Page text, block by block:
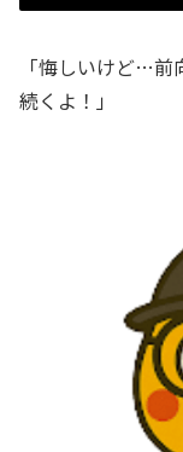
「悔しいけど…
続くよ！」